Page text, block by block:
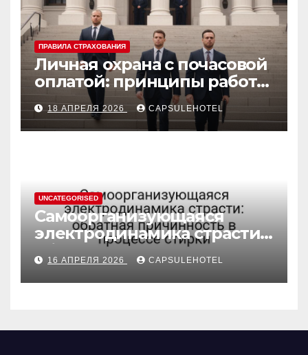
ПРАВИЛА СТРАХОВАНИЯ
Личная охрана с почасовой
оплатой: принципы работы
и правовые аспекты
18 АПРЕЛЯ 2026 CAPSULEHOTEL
UNCATEGORISED
Самоорганизующаяся
электродинамика страсти:
обратная причинность в
процессе стирки
16 АПРЕЛЯ 2026 CAPSULEHOTEL